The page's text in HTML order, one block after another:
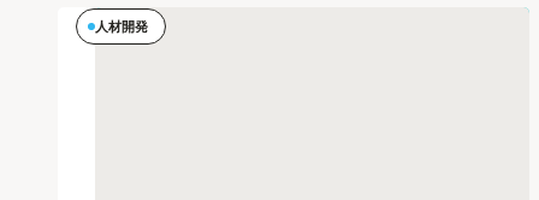
人材開発